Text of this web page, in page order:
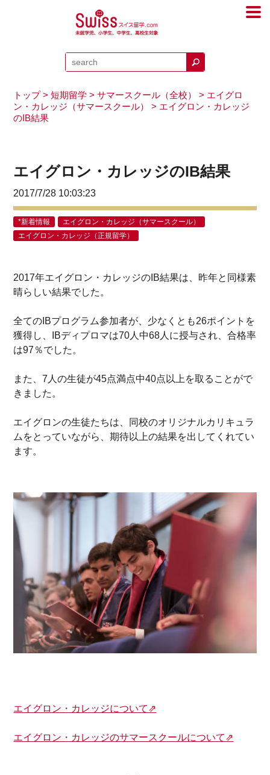
トップ>短期留学 >サマースクール（全校） > エイグロ
ン・カレッジ（サマースクール）
> エイグロン・カレッジ
のIB結果
エイグロン・カレッジのIB結果
2017/7/28 10:03:23
*新着情報
エイグロン・カレッジ（サマースクール）
エイグロン・カレッジ（正規留学）
2017年エイグロン・カレッジのIB結果は、昨年と同様素
晴らしい結果でした。
全てのIBプログラム参加者が、少なくとも26ポイントを
獲得し、IBディプロマは70人中68人に授与され、合格率
は97％でした。
また、7人の生徒が45点満点中40点以上を取ることがで
きました。
エイグロンの生徒たちは、同校のオリジナルカリキュラ
ムをとっていながら、期待以上の結果を出してくれてい
ます。
エイグロン・カレッジについて⇗
エイグロン・カレッジのサマースクールについて⇗